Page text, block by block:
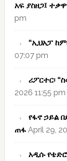
አፍ ያስዘጋ፤
pm
“ኢህአፓ
07:07 pm
ሪፖርተር፡
2026 11:55 pm
የፋኖ ኃይል
ጠፋ April 29,
አዲሱ